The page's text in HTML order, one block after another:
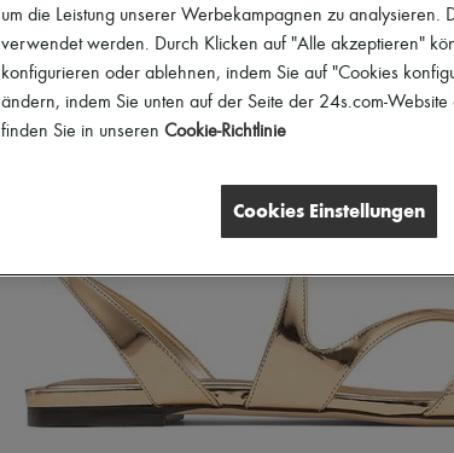
um die Leistung unserer Werbekampagnen zu analysieren.
verwendet werden. Durch Klicken auf "Alle akzeptieren"
konfigurieren oder ablehnen, indem Sie auf "Cookies
ändern, indem Sie unten auf der Seite der 24s.com-
finden Sie in unseren Cookie-Richtlinie
Cookies Einstellungen